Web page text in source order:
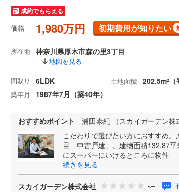
成約でもらえる
価格 1,980万円 初期費用が知りたい
所在地 神奈川県厚木市森の里3丁目
地図を見る
間取り 6LDK 土地面積 202.5m2
築年月 1987年7月（築40年）
おすすめポイント
浦田泰紀 （スカイガーデン株
こだわりで選びたい方におすすめ
目 中古戸建」。建物面積132.87平
にスーパーにいけるところに物件
続きを見る
スカイガーデン株式会社 -.--